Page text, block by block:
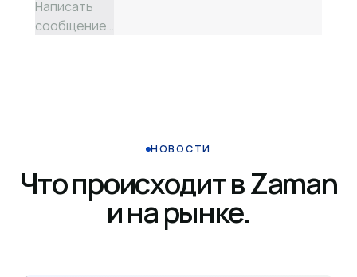
Написать
сообщение…
НОВОСТИ
Что происходит в Zaman
и на рынке.